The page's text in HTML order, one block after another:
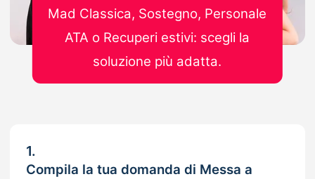
1.
Compila la tua domanda di Messa a
Mad Classica, Sostegno, Personale
ATA o Recuperi estivi: scegli la
soluzione più adatta.